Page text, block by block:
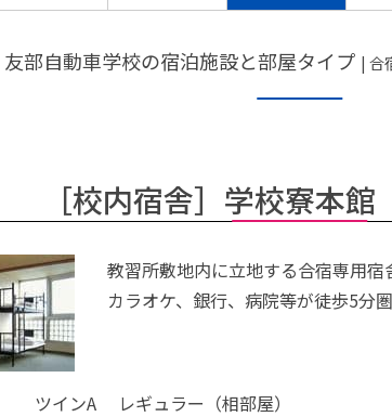
友部自動車学校の宿泊施設と部屋タイプ | 合
［校内宿舎］学校寮本館
教習所敷地内に立地する合宿専用宿
カラオケ、銀行、病院等が徒歩5分
ツインA
レギュラー（相部屋）